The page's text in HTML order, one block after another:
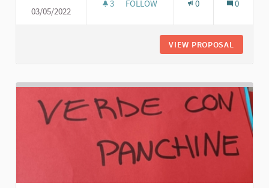
03/05/2022
3 3 FOLLOWERS
FOLLOW 0 0
VIEW PROPOSAL